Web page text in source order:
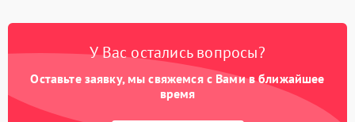
У Вас остались вопросы?
Оставьте заявку, мы свяжемся с Вами в ближайшее
время